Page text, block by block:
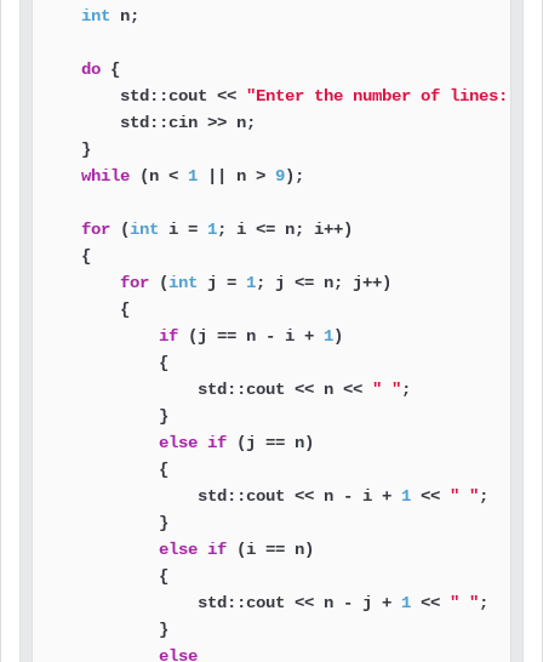
int n;
do {
        std::cout <<
"Enter the number of lines: "
        std::cin >> n;
    }
while (n < 1 || n > 9);
for (int i = 1; i <= n; i++)
    {
for (int j = 1; j <= n; j++)
        {
if (j == n - i + 1)
            {
                std::cout << n <<
" " ;
            }
else if (j == n)
            {
                std::cout << n - i +
1 << " " ;
            }
else if (i == n)
            {
                std::cout << n - j +
1 << " " ;
            }
else